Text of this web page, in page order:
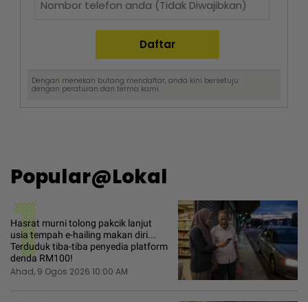
Dengan menekan butang mendaftar, anda kini bersetuju
dengan peraturan dan terma kami.
Popular@Lokal
1
Hasrat murni tolong pakcik lanjut
usia tempah e-hailing makan diri...
Terduduk tiba-tiba penyedia platform
denda RM100!
Ahad, 9 Ogos 2026 10:00 AM